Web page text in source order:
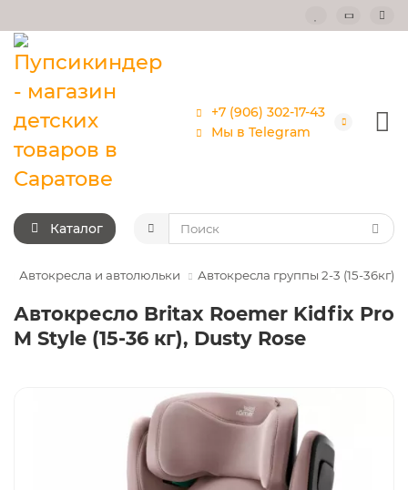
+7 (906) 302-17-43
Мы в Telegram
Каталог
Автокресла и автолюльки Автокресла группы 2-3 (15-36кг)
Автокресло Britax Roemer Kidfix Pro
M Style (15-36 кг), Dusty Rose